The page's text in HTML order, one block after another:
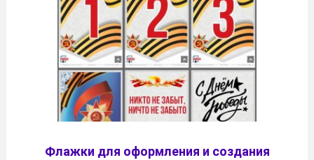
Флажки для оформления и создания